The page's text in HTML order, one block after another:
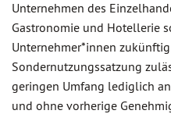
Unternehmen des
Gastronomie und Hotellerie
Unternehmer*innen
Sondernutzungssatzung
geringen Umfang lediglich
und ohne vorherige